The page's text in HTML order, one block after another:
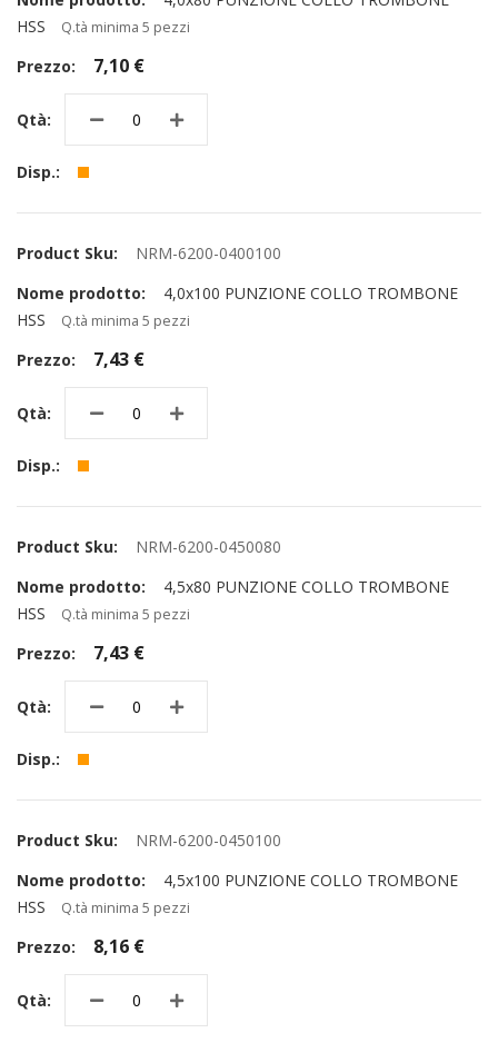
HSS
Q.tà minima 5 pezzi
7,10 €
NRM-6200-0400100
4,0x100 PUNZIONE COLLO TROMBONE
HSS
Q.tà minima 5 pezzi
7,43 €
NRM-6200-0450080
4,5x80 PUNZIONE COLLO TROMBONE
HSS
Q.tà minima 5 pezzi
7,43 €
NRM-6200-0450100
4,5x100 PUNZIONE COLLO TROMBONE
HSS
Q.tà minima 5 pezzi
8,16 €